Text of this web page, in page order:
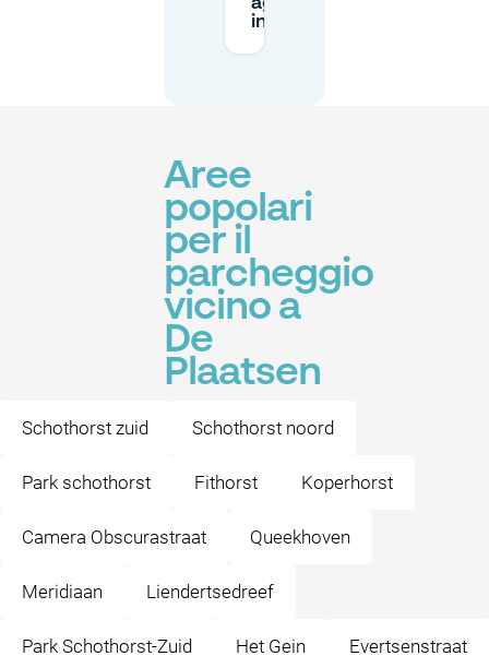
agli spazi
in strada?
Aree
popolari
per il
parcheggio
vicino a
De
Plaatsen
Schothorst zuid Schothorst noord
Park schothorst Fithorst Koperhorst
Camera Obscurastraat Queekhoven
Meridiaan Liendertsedreef
Park Schothorst-Zuid Het Gein Evertsenstraat